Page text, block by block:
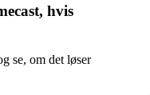
hvis
se, om det løser